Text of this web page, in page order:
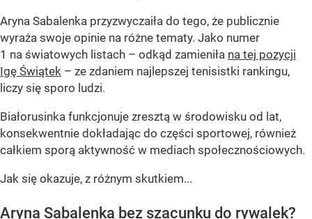
Aryna Sabalenka przyzwyczaiła do tego, że publicznie
wyraża swoje opinie na różne tematy. Jako numer
1 na światowych listach – odkąd zamieniła na tej pozycji
Igę Świątek – ze zdaniem najlepszej tenisistki rankingu,
liczy się sporo ludzi.
Białorusinka funkcjonuje zresztą w środowisku od lat,
konsekwentnie dokładając do części sportowej, również
całkiem sporą aktywność w mediach społecznościowych.
Jak się okazuje, z różnym skutkiem...
Aryna Sabalenka bez szacunku do rywalek?